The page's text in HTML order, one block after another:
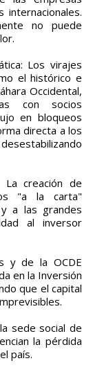
no puede
Los virajes
el histórico e
Occidental,
con socios
en bloqueos
directa a los
creación de
"a la carta"
a las grandes
al inversor
y de la OCDE
en la Inversión
que el capital
sede social de
la pérdida
país.